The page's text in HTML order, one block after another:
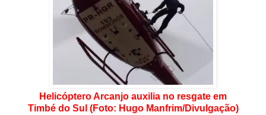
Helicóptero Arcanjo auxilia no resgate em
Timbé do Sul (Foto: Hugo Manfrim/Divulgação)